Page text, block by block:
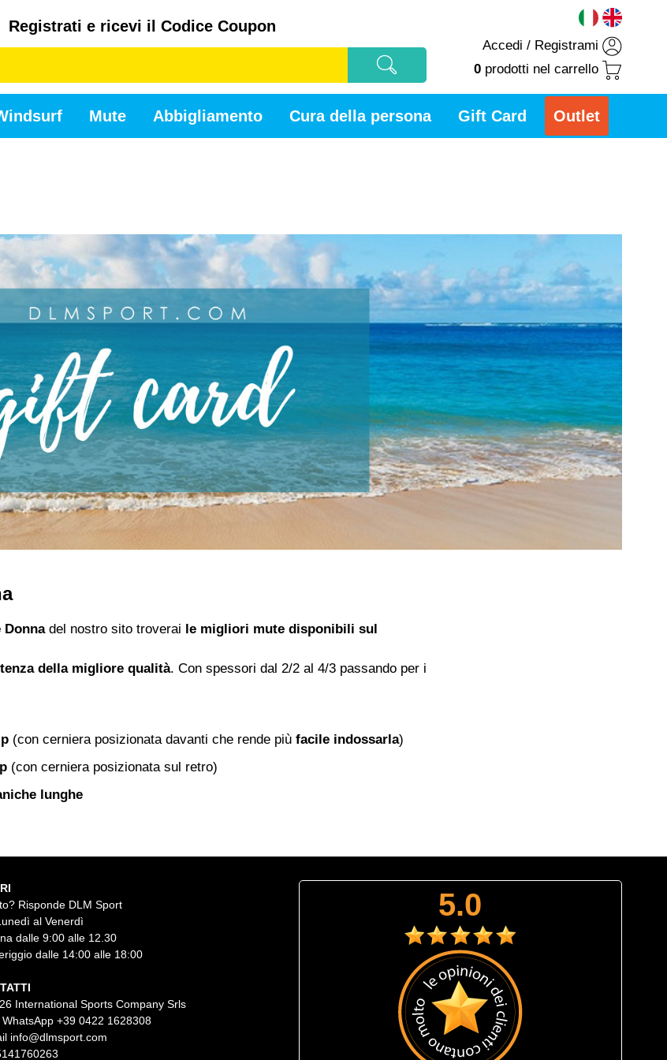
Registrati e ricevi il Codice Coupon
Accedi / Registrami
0 prodotti nel carrello
Mute Abbigliamento Cura della persona Gift Card Outlet
Donna del nostro sito troverai le migliori mute disponibili sul
della migliore qualità. Con spessori dal 2/2 al 4/3 passando per i
(con cerniera posizionata davanti che rende più facile indossarla)
(con cerniera posizionata sul retro)
lunghe
Risponde DLM Sport
al Venerdì
dalle 9:00 alle 12.30
dalle 14:00 alle 18:00
International Sports Company Srls
WhatsApp +39 0422 1628308
info@dlmsport.com
5.0